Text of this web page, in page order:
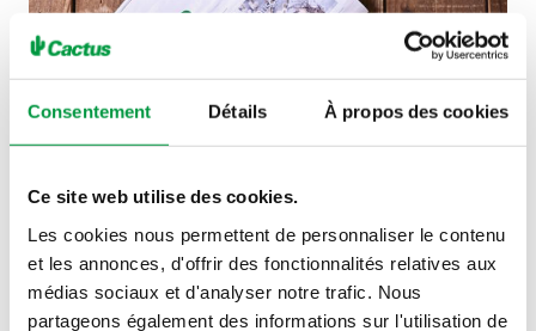
Consentement Détails À propos des cookies
Ce site web utilise des cookies.
Les cookies nous permettent de personnaliser le contenu
et les annonces, d'offrir des fonctionnalités relatives aux
médias sociaux et d'analyser notre trafic. Nous
partageons également des informations sur l'utilisation de